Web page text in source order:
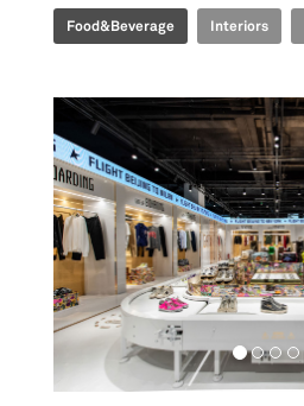
Food&Beverage Interiors